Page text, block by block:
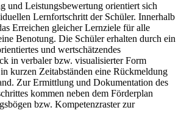
und Leistungsbewertung orientiert sich
Lernfortschritt der Schüler. Innerhalb
Erreichen gleicher Lernziele für alle
Benotung. Die Schüler erhalten durch ein
und wertschätzendes
in verbaler bzw. visualisierter Form
kurzen Zeitabständen eine Rückmeldung
Zur Ermittlung und Dokumentation des
kommen neben dem Förderplan
bzw. Kompetenzraster zur